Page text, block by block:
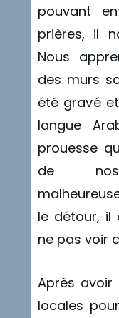
pouvant
prières, il
Nous
des murs
été gravé
langue
prouesse
de
le détour, il
ne pas voir
Après avoir
locales